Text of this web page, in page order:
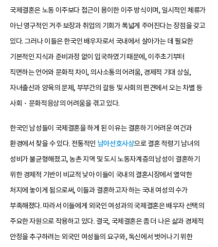
국제결혼은 노동 이주보다 접근이 용이한 이주 방식이며, 일시적인 체류가
아닌 영구적인 거주 보장과 취업의 기회가 폭넓게 주어진다는 장점을 갖고
있다. 그러나 이들은 한국인 배우자로서 국내에서 살아가는 데 필요한
기본적인 지식과 준비과정 없이 입국하였기 때문에, 이주초기부터
직면하는 언어와 문화적 차이, 의사소통의 어려움, 경제적 기대 상실,
자녀출산과 양육의 문제, 부부간의 갈등 및 사회의 편견에서 오는 차별 등
사회・문화적응상의 어려움을 겪고 있다.
한국인 남성들이 국제결혼을 하게 된 이유는 결혼하기 어려운 여건과
환경에서 찾을 수 있다. 전통적인 남아선호사상으로 결혼 적령기 남녀의
성비가 불균형해졌고, 농촌 지역 및 도시 노동자계층의 남성이 결혼하기
위한 경제적 기반이 비교적 낮아 이들이 국내의 결혼시장에서 열악한
처지에 놓이게 됨으로써, 이들과 결혼하고자 하는 국내 여성의 수가
부족해졌다. 따라서 이들에게 외국인 여성과의 국제결혼은 배우자 선택의
주요한 자원으로 작용하고 있다. 결국, 국제결혼은 좀 더 나은 삶과 경제적
안정을 추구하려는 외국인 여성들의 요구와, 독신에서 벗어나기 위한